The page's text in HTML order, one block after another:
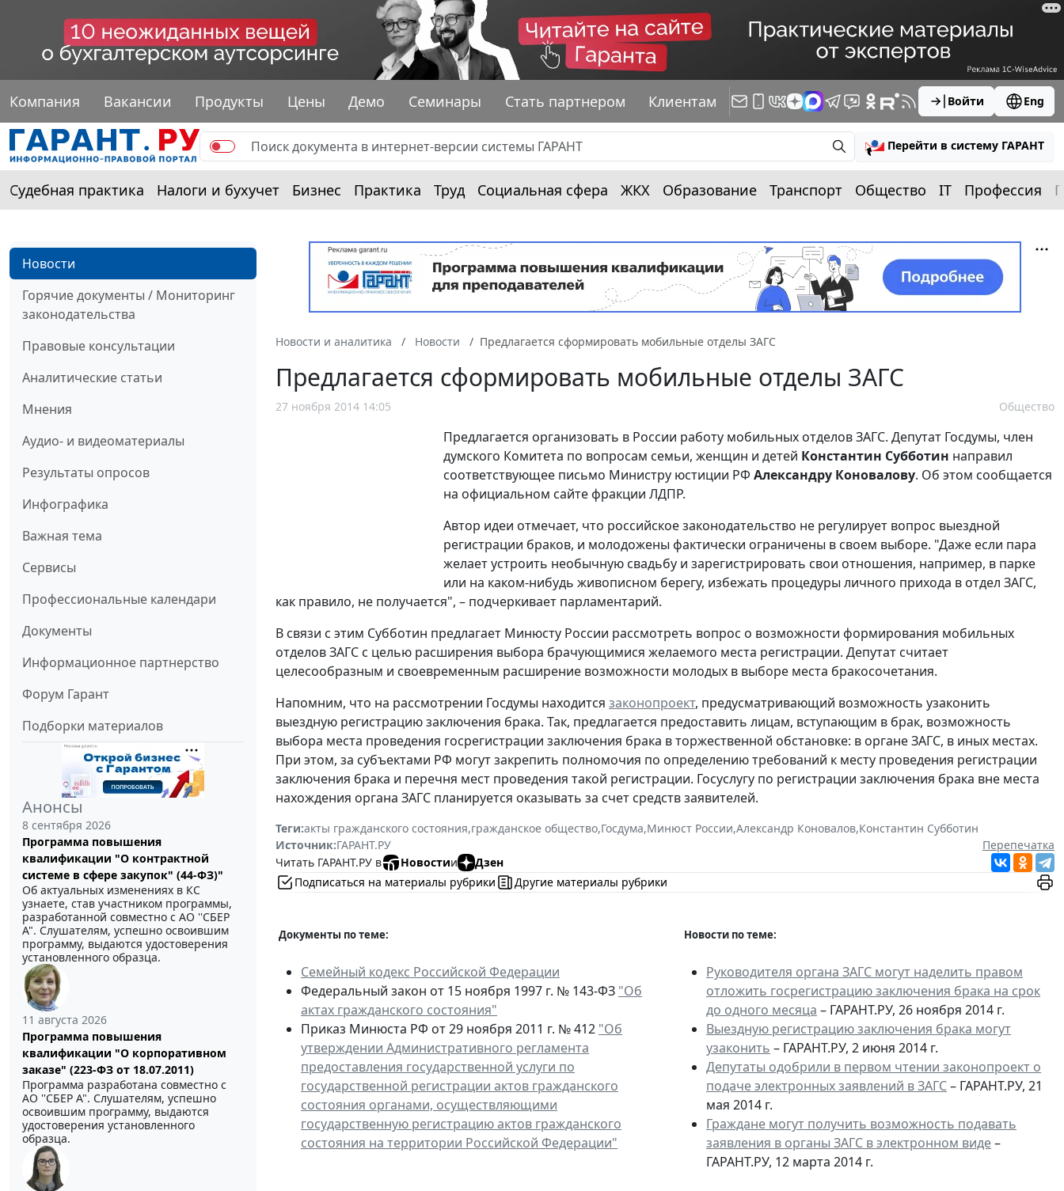
Компания Вакансии Продукты Цены Демо Семинары Стать партнером Клиентам Войти Eng
Перейти в систему ГАРАНТ
Судебная практика Налоги и бухучет Бизнес Практика Труд Социальная сфера ЖКХ Образование Транспорт Общество IT Профессия
Новости
Горячие документы / Мониторинг
законодательства
Правовые консультации
Аналитические статьи
Мнения
Аудио- и видеоматериалы
Результаты опросов
Инфографика
Важная тема
Сервисы
Профессиональные календари
Документы
Информационное партнерство
Форум Гарант
Подборки материалов
Анонсы
8 сентября 2026
Программа повышения
квалификации "О контрактной
системе в сфере закупок" (44-ФЗ)"
Об актуальных изменениях в КС
узнаете, став участником программы,
разработанной совместно с АО ''СБЕР
А". Слушателям, успешно освоившим
программу, выдаются удостоверения
установленного образца.
11 августа 2026
Программа повышения
квалификации "О корпоративном
заказе" (223-ФЗ от 18.07.2011)
Программа разработана совместно с
АО ''СБЕР А". Слушателям, успешно
освоившим программу, выдаются
удостоверения установленного
образца.
Новости и аналитика Новости Предлагается сформировать мобильные отделы ЗАГС
Предлагается сформировать мобильные отделы ЗАГС
27 ноября 2014 14:05 Общество
Предлагается организовать в России работу мобильных отделов ЗАГС. Депутат Госдумы, член
думского Комитета по вопросам семьи, женщин и детей Константин Субботин направил
соответствующее письмо Министру юстиции РФ Александру Коновалову. Об этом сообщается
на официальном сайте фракции ЛДПР.
Автор идеи отмечает, что российское законодательство не регулирует вопрос выездной
регистрации браков, и молодожены фактически ограничены в своем выборе. "Даже если пара
желает устроить необычную свадьбу и зарегистрировать свои отношения, например, в парке
или на каком-нибудь живописном берегу, избежать процедуры личного прихода в отдел ЗАГС,
как правило, не получается", – подчеркивает парламентарий.
В связи с этим Субботин предлагает Минюсту России рассмотреть вопрос о возможности формирования мобильных
отделов ЗАГС с целью расширения выбора брачующимися желаемого места регистрации. Депутат считает
целесообразным и своевременным расширение возможности молодых в выборе места бракосочетания.
Напомним, что на рассмотрении Госдумы находится законопроект, предусматривающий возможность узаконить
выездную регистрацию заключения брака. Так, предлагается предоставить лицам, вступающим в брак, возможность
выбора места проведения госрегистрации заключения брака в торжественной обстановке: в органе ЗАГС, в иных местах.
При этом, за субъектами РФ могут закрепить полномочия по определению требований к месту проведения регистрации
заключения брака и перечня мест проведения такой регистрации. Госуслугу по регистрации заключения брака вне места
нахождения органа ЗАГС планируется оказывать за счет средств заявителей.
Теги:акты гражданского состояния,гражданское общество,Госдума,Минюст России,Александр Коновалов,Константин Субботин
Источник:ГАРАНТ.РУ
Перепечатка
Читать ГАРАНТ.РУ в
Новостии
Дзен
Подписаться на материалы рубрики
Другие материалы рубрики
Документы по теме: Новости по теме:
Семейный кодекс Российской Федерации
Федеральный закон от 15 ноября 1997 г. № 143-ФЗ "Об
актах гражданского состояния"
Приказ Минюста РФ от 29 ноября 2011 г. № 412 "Об
утверждении Административного регламента
предоставления государственной услуги по
государственной регистрации актов гражданского
состояния органами, осуществляющими
государственную регистрацию актов гражданского
состояния на территории Российской Федерации"
Руководителя органа ЗАГС могут наделить правом
отложить госрегистрацию заключения брака на срок
до одного месяца – ГАРАНТ.РУ, 26 ноября 2014 г.
Выездную регистрацию заключения брака могут
узаконить – ГАРАНТ.РУ, 2 июня 2014 г.
Депутаты одобрили в первом чтении законопроект о
подаче электронных заявлений в ЗАГС– ГАРАНТ.РУ, 21
мая 2014 г.
Граждане могут получить возможность подавать
заявления в органы ЗАГС в электронном виде–
ГАРАНТ.РУ, 12 марта 2014 г.